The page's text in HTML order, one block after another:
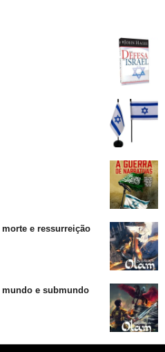
e ressurreição
e submundo